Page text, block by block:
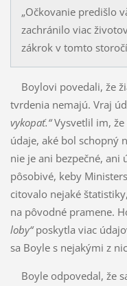
„Očkovanie predišlo
zachránilo viac
zákrok v tomto
Boylovi povedali, že
tvrdenia nemajú. Vraj
vykopať.“Vysvetlil im, že
údaje, aké bol schopný
nie je ani bezpečné, ani
pôsobivé, keby
citovalo nejaké
na pôvodné pramene.
loby“poskytla viac
sa Boyle s nejakými z
Boyle odpovedal, že